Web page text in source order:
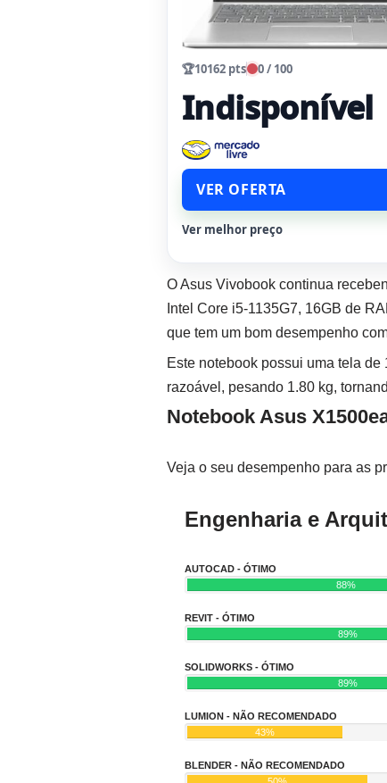
🏆10162 pts 0 / 100
Indisponível
VER OFERTA
Ver melhor preço
O Asus Vivobook continua
Intel Core i5-1135G7, 16GB de
que tem um bom desempenho
Este notebook possui uma tela
razoável, pesando 1.80 kg,
Notebook Asus
Veja o seu desempenho para as
Engenharia e
AUTOCAD - ÓTIMO
88%
REVIT - ÓTIMO
89%
SOLIDWORKS - ÓTIMO
89%
LUMION - NÃO RECOMENDADO
43%
BLENDER - NÃO RECOMENDADO